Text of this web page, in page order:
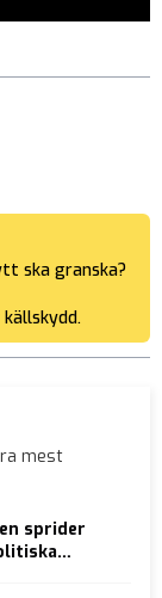
ska granska?
mest
sprider